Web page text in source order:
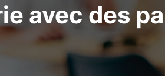
avec des